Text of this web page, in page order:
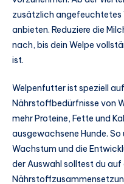
zusätzlich
anbieten. Reduziere die
nach, bis dein Welpe
ist.
Welpenfutter ist speziell
Nährstoffbedürfnisse von
mehr Proteine, Fette und
ausgewachsene Hunde.
Wachstum und die
der Auswahl solltest du auf